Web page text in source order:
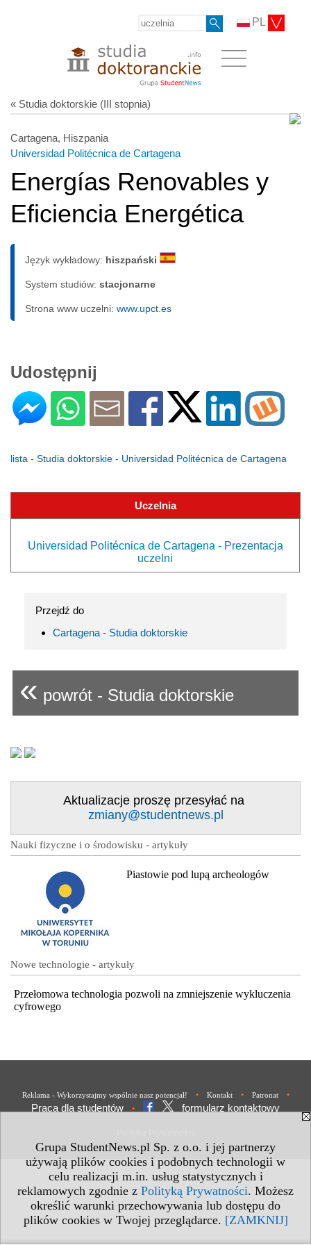
Grupa StudentNews.pl Sp. z o.o. i jej partnerzy
używają plików cookies i podobnych technologii w
celu realizacji m.in. usług statystycznych i
reklamowych zgodnie z Polityką Prywatności. Możesz
określić warunki przechowywania lub dostępu do
plików cookies w Twojej przeglądarce. [ZAMKNIJ]
PL
« Studia doktorskie (III stopnia)
Cartagena, Hiszpania
Universidad Politécnica de Cartagena
Energías Renovables y
Eficiencia Energética
Język wykładowy: hiszpański
System studiów: sta­cjo­nar­ne
Strona www uczelni: www.upct.es
Udostępnij
lista - Studia doktorskie - Universidad Politécnica de Cartagena
Uczelnia
Universidad Politécnica de Cartagena - Prezentacja
uczelni
Przejdź do
Cartagena - Studia doktorskie
« powrót - Studia doktorskie
Aktualizacje proszę przesyłać na
zmiany@studentnews.pl
Nauki fizyczne i o środowisku - artykuły
Piastowie pod lupą archeologów
Nowe technologie - artykuły
Przełomowa technologia pozwoli na zmniejszenie wykluczenia
cyfrowego
Reklama - Wykorzystajmy wspólnie nasz potencjał! • Kontakt • Patronat •
Praca dla studentów • formularz kontaktowy